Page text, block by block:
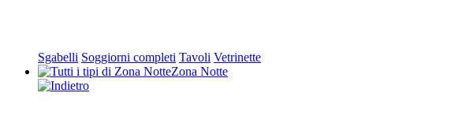
Sgabelli Soggiorni completi Tavoli Vetrinette
Zona Notte